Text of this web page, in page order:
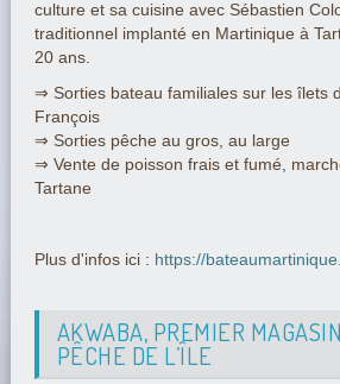
culture et sa cuisine avec Sébastien
traditionnel implanté en Martinique à
20 ans.
⇒ Sorties bateau familiales sur les îlets
François
⇒ Sorties pêche au gros, au large
⇒ Vente de poisson frais et fumé,
Tartane
Plus d'infos ici : https://
AKWABA, PREMIER
PÊCHE DE L’ÎLE